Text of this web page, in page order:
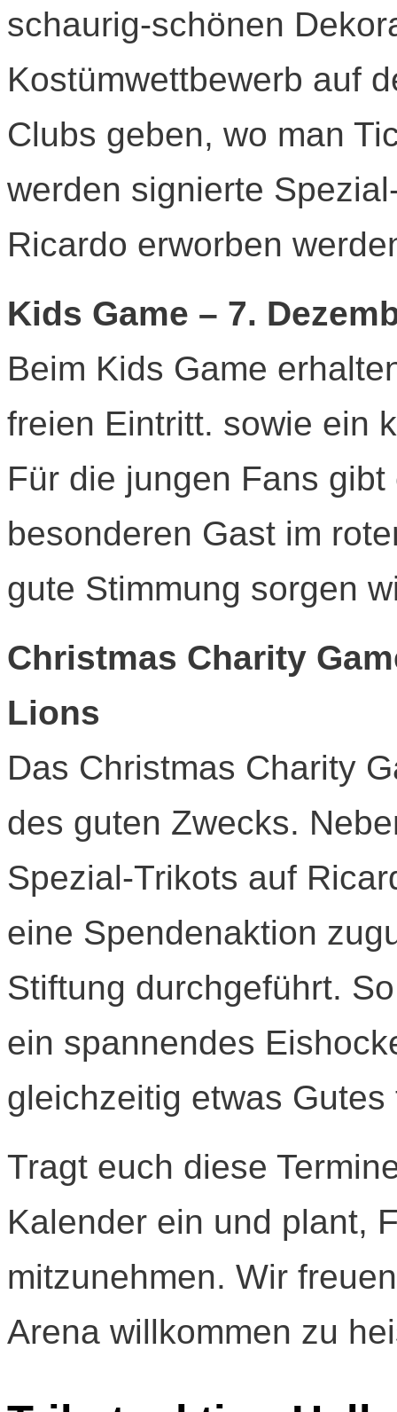
schaurig-schönen
Kostümwettbewerb auf
Clubs geben, wo man
werden signierte
Ricardo erworben
Kids Game – 7.
Beim Kids Game
freien Eintritt. sowie ein
Für die jungen Fans
besonderen Gast im
gute Stimmung sorgen
Christmas Charity
Lions
Das Christmas Charity
des guten Zwecks.
Spezial-Trikots auf
eine Spendenaktion
Stiftung durchgeführt.
ein spannendes
gleichzeitig etwas Gutes
Tragt euch diese
Kalender ein und plant,
mitzunehmen. Wir
Arena willkommen zu